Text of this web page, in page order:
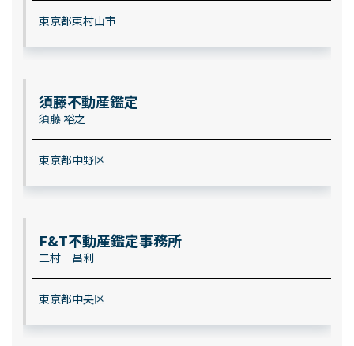
東京都東村山市
須藤不動産鑑定
須藤 裕之
東京都中野区
F&T不動産鑑定事務所
二村 昌利
東京都中央区